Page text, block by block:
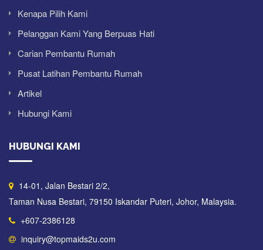
Kenapa Pilih Kami
Pelanggan Kami Yang Berpuas Hati
Carian Pembantu Rumah
Pusat Latihan Pembantu Rumah
Artikel
Hubungi Kami
HUBUNGI KAMI
14-01, Jalan Bestari 2/2,
Taman Nusa Bestari, 79150 Iskandar Puteri, Johor, Malaysia.
+607-2386128
inquiry@topmaids2u.com